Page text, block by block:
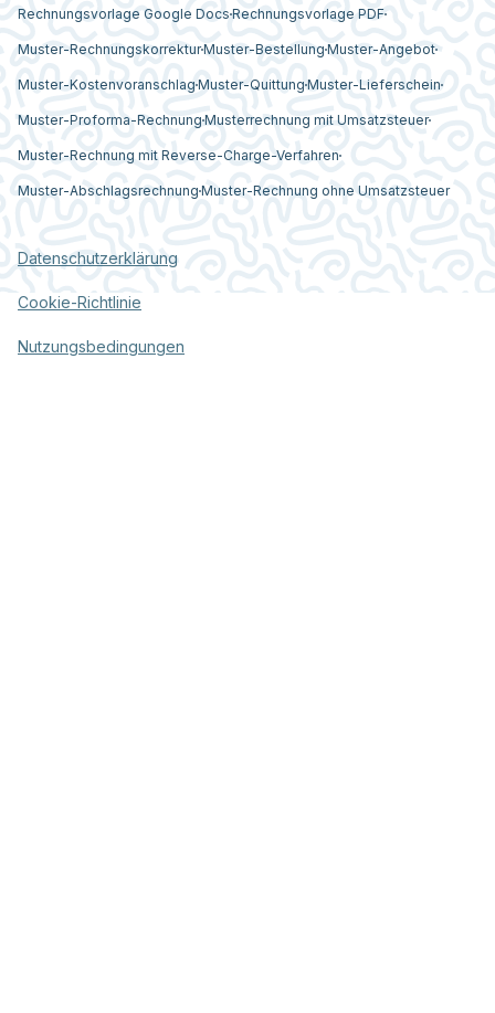
Rechnungsvorlage Google Docs Rechnungsvorlage PDF
Muster-RechnungskorrekturMuster-Bestellung Muster-Angebot
Muster-Kostenvoranschlag Muster-Quittung Muster-Lieferschein
Muster-Proforma-Rechnung Musterrechnung mit Umsatzsteuer
Muster-Rechnung mit Reverse-Charge-Verfahren
Muster-Abschlagsrechnung Muster-Rechnung ohne Umsatzsteuer
Datenschutzerklärung
Cookie-Richtlinie
Nutzungsbedingungen